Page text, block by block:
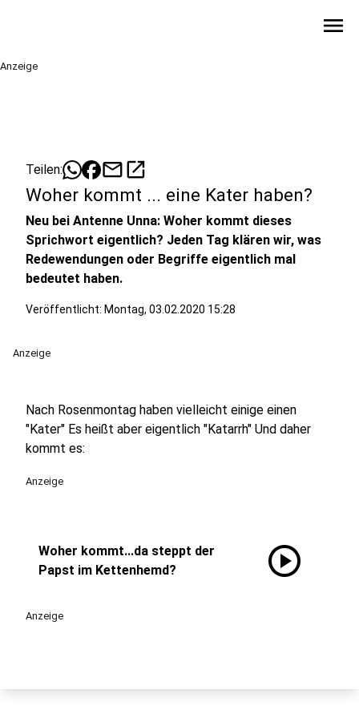
menu
Anzeige
Teilen: mailopen_in_new
Woher kommt ... eine Kater haben?
Neu bei Antenne Unna: Woher kommt dieses
Sprichwort eigentlich? Jeden Tag klären wir, was
Redewendungen oder Begriffe eigentlich mal
bedeutet haben.
Veröffentlicht: Montag, 03.02.2020 15:28
Anzeige
Nach Rosenmontag haben vielleicht einige einen
"Kater" Es heißt aber eigentlich "Katarrh" Und daher
kommt es:
Anzeige
Woher kommt...da steppt der
Papst im Kettenhemd?
play_circle
Anzeige